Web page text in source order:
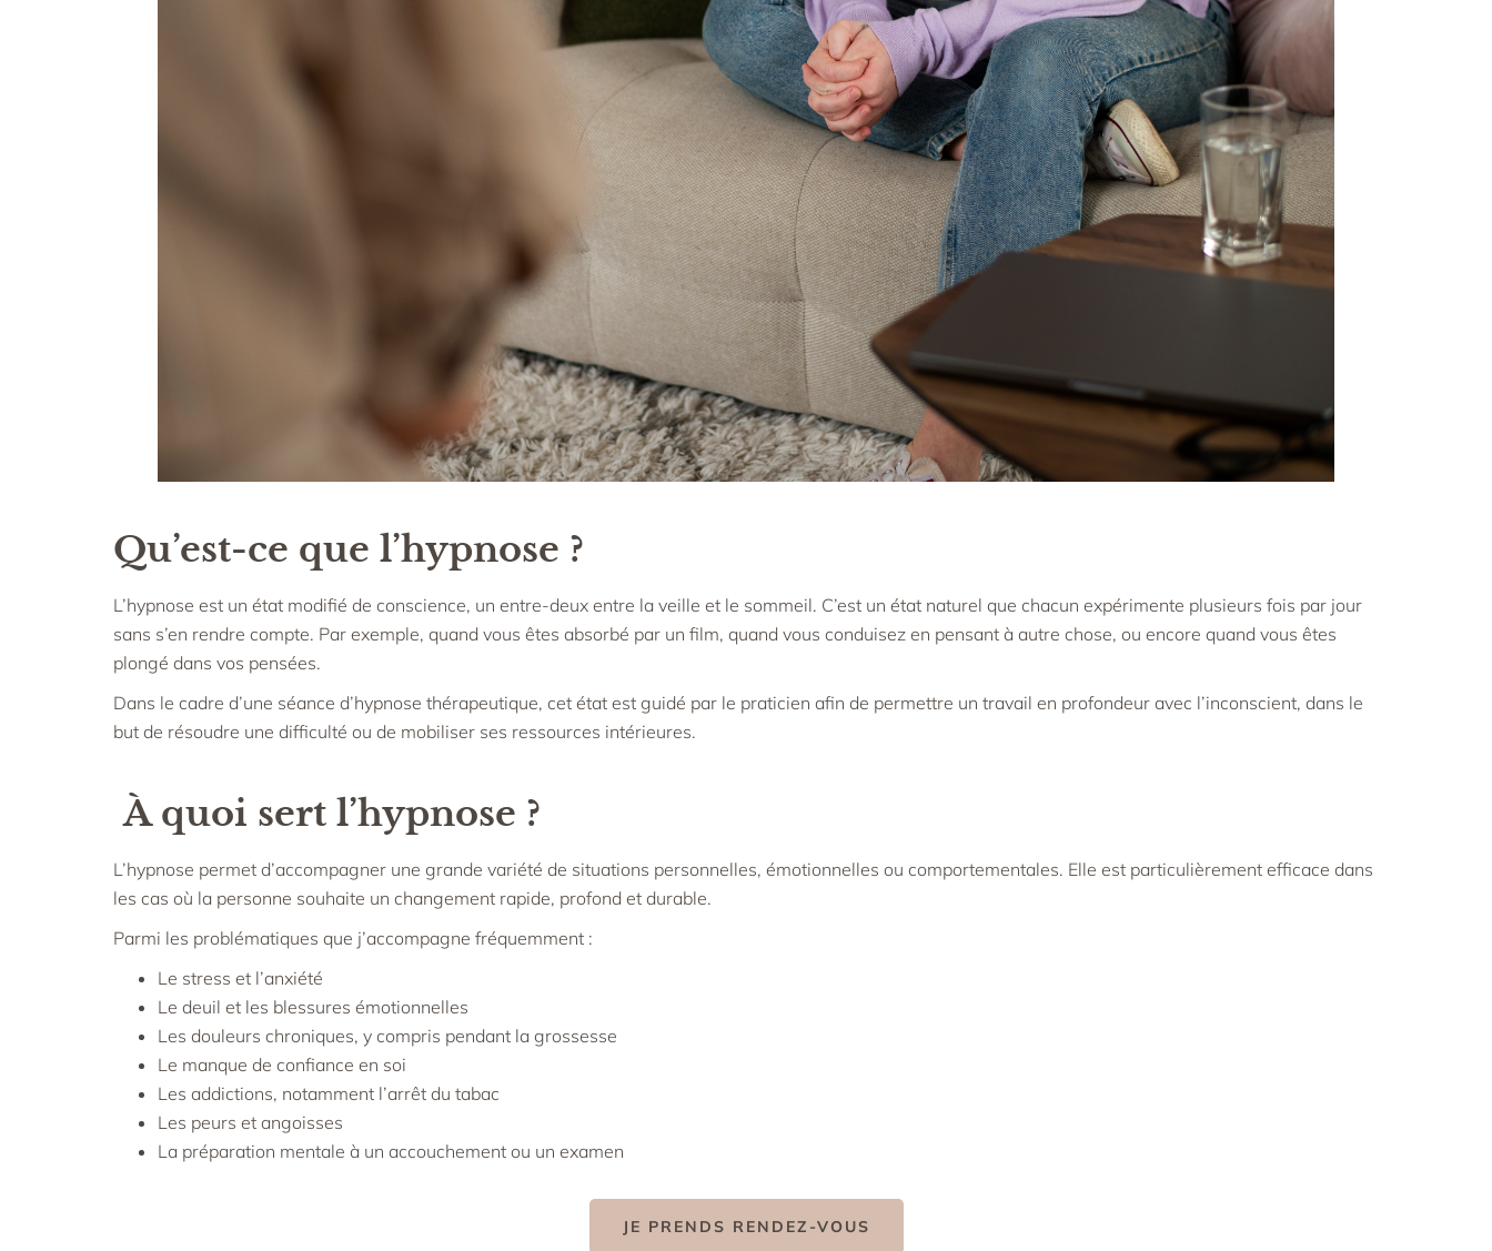
Qu’est-ce que l’hypnose ?
L’hypnose est un état modifié de conscience, un entre-deux entre la veille et le sommeil. C’est un état naturel que chacun expérimente plusieurs fois par jour
sans s’en rendre compte. Par exemple, quand vous êtes absorbé par un film, quand vous conduisez en pensant à autre chose, ou encore quand vous êtes
plongé dans vos pensées.
Dans le cadre d’une séance d’hypnose thérapeutique, cet état est guidé par le praticien afin de permettre un travail en profondeur avec l’inconscient, dans le
but de résoudre une difficulté ou de mobiliser ses ressources intérieures.
À quoi sert l’hypnose ?
L’hypnose permet d’accompagner une grande variété de situations personnelles, émotionnelles ou comportementales. Elle est particulièrement efficace dans
les cas où la personne souhaite un changement rapide, profond et durable.
Parmi les problématiques que j’accompagne fréquemment :
Le stress et l’anxiété
Le deuil et les blessures émotionnelles
Les douleurs chroniques, y compris pendant la grossesse
Le manque de confiance en soi
Les addictions, notamment l’arrêt du tabac
Les peurs et angoisses
La préparation mentale à un accouchement ou un examen
JE PRENDS RENDEZ-VOUS